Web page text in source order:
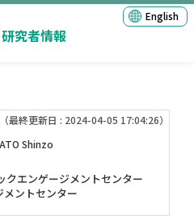
研究者情報
English
（最終更新日 : 2024-04-05 17:04:26）
Shinzo
クエンゲージメントセンター
ントセンター